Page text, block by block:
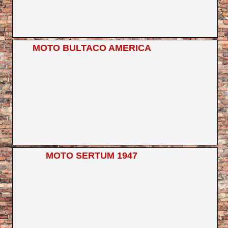
MOTO BULTACO AMERICA
MOTO SERTUM 1947